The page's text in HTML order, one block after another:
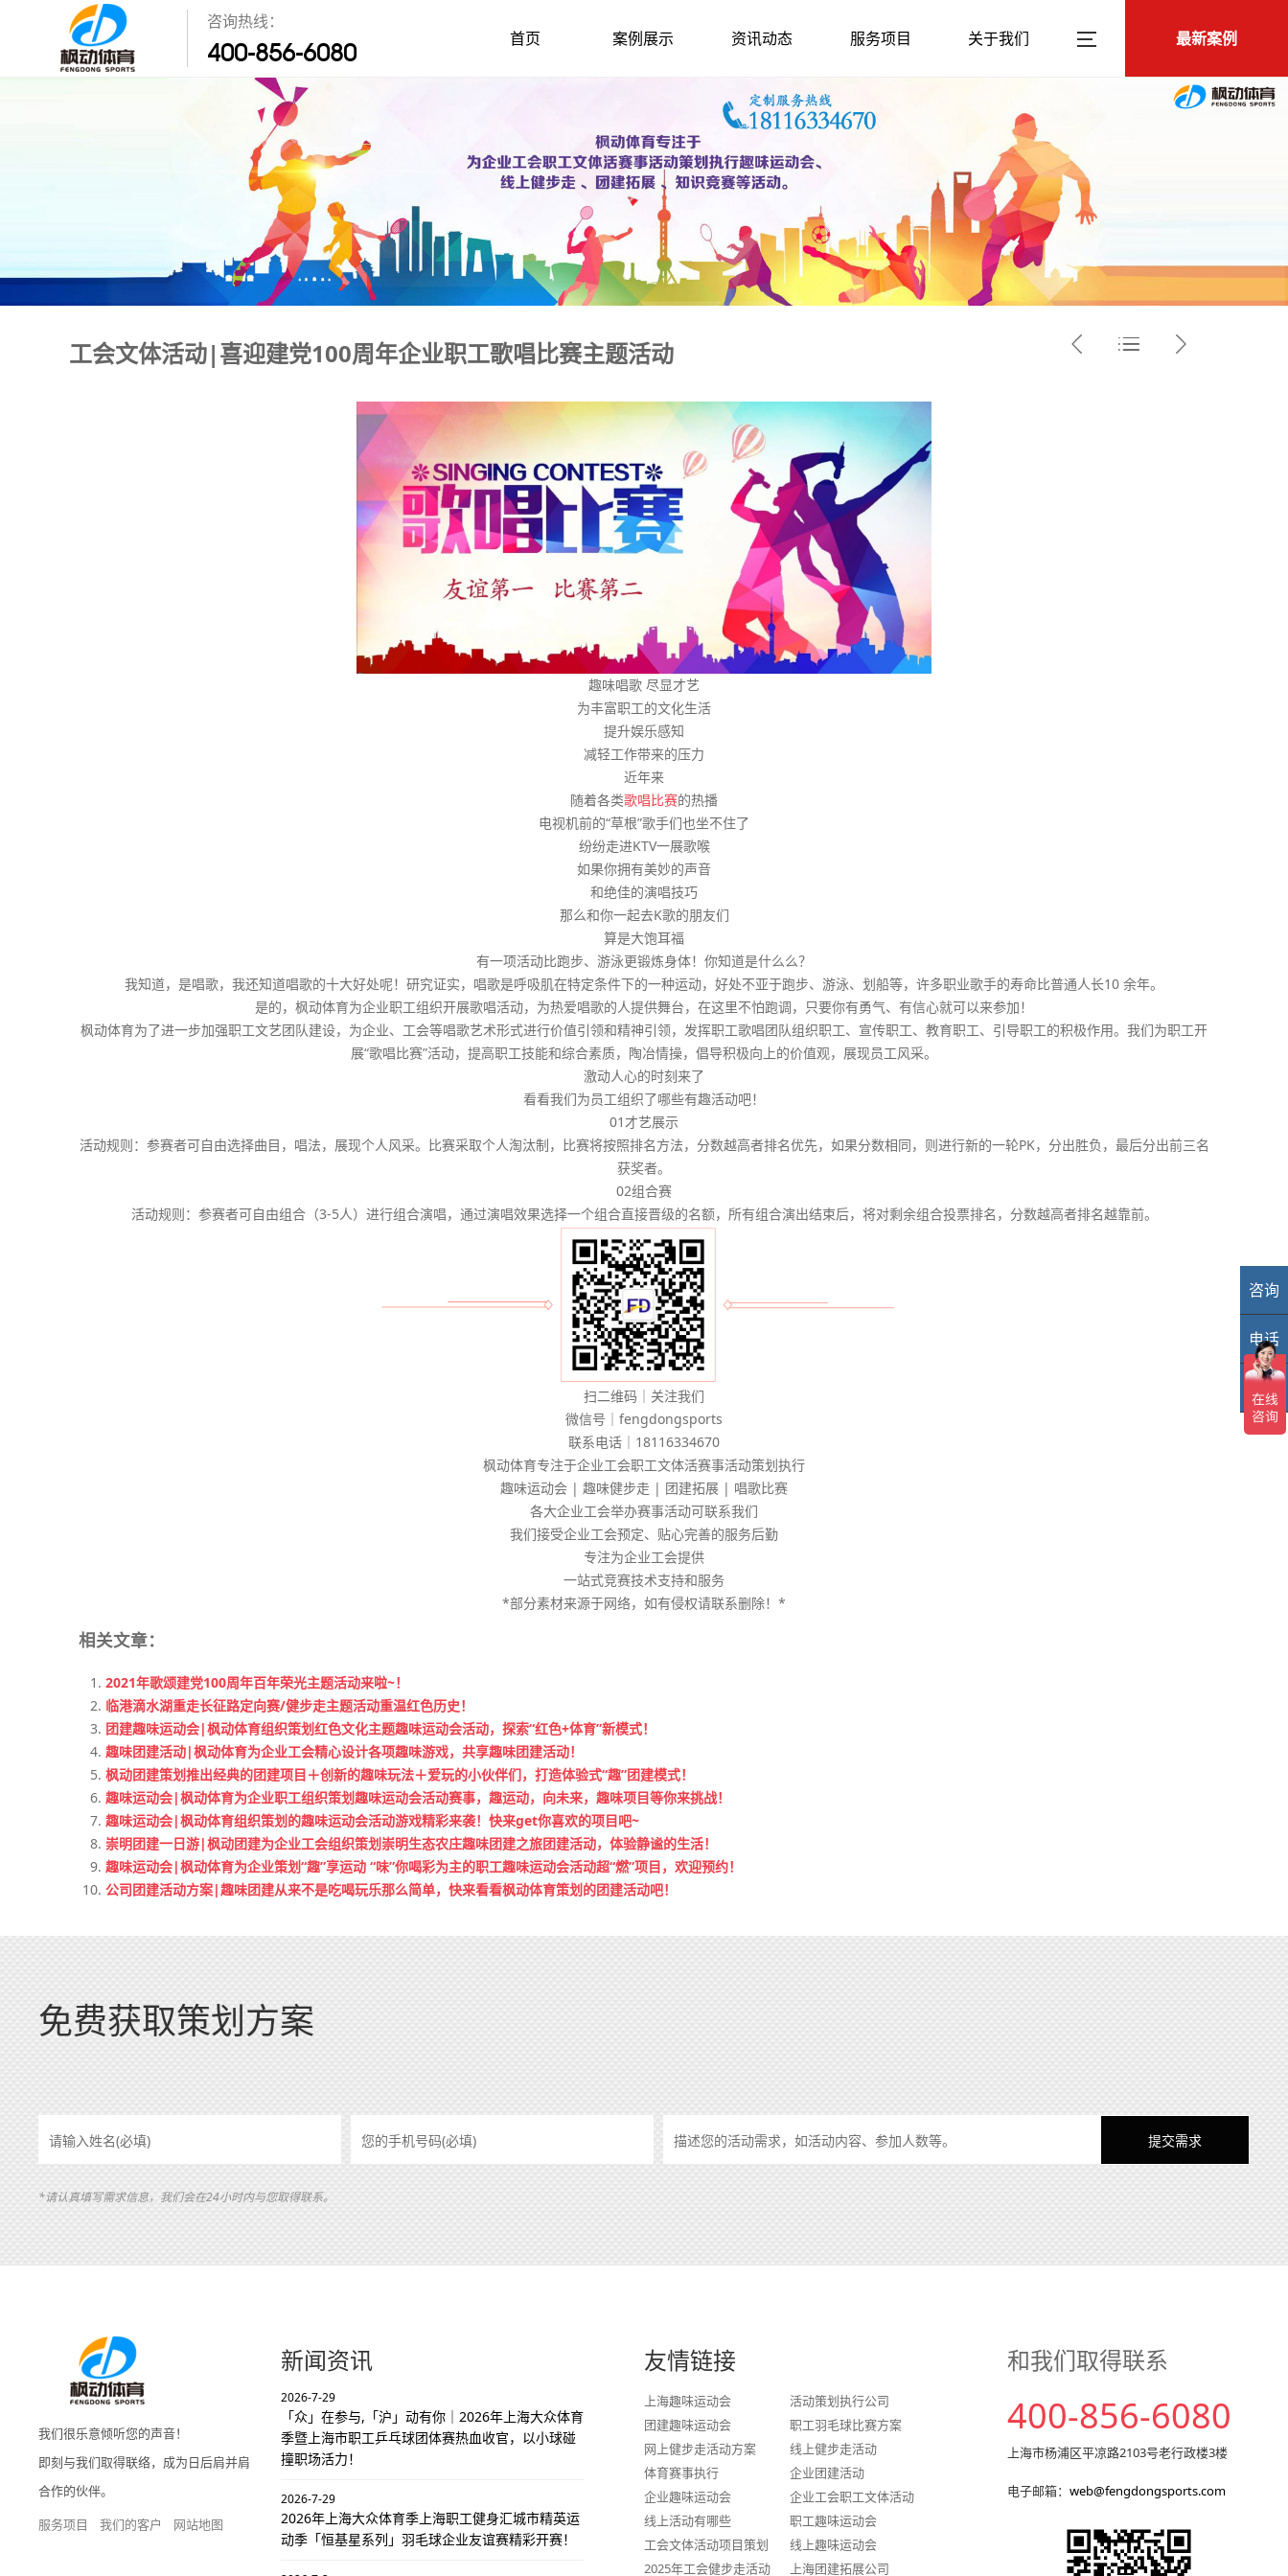
咨询热线：
400-856-6080 最新案例
首页 案例展示 资讯动态 服务项目 关于我们
工会文体活动|喜迎建党100周年企业职工歌唱比赛主题活动
2021-2-18
  
趣味唱歌 尽显才艺
为丰富职工的文化生活
提升娱乐感知
减轻工作带来的压力
近年来
随着各类歌唱比赛的热播
电视机前的“草根”歌手们也坐不住了
纷纷走进KTV一展歌喉
如果你拥有美妙的声音
和绝佳的演唱技巧
那么和你一起去K歌的朋友们
算是大饱耳福
有一项活动比跑步、游泳更锻炼身体！你知道是什么么？
我知道，是唱歌，我还知道唱歌的十大好处呢！研究证实，唱歌是呼吸肌在特定条件下的一种运动，好处不亚于跑步、游泳、划船等，许多职业歌手的寿命比普通人长10 余年。
是的，枫动体育为企业职工组织开展歌唱活动，为热爱唱歌的人提供舞台，在这里不怕跑调，只要你有勇气、有信心就可以来参加！
枫动体育为了进一步加强职工文艺团队建设，为企业、工会等唱歌艺术形式进行价值引领和精神引领，发挥职工歌唱团队组织职工、宣传职工、教育职工、引导职工的积极作用。我们为职工开
展“歌唱比赛”活动，提高职工技能和综合素质，陶冶情操，倡导积极向上的价值观，展现员工风采。
激动人心的时刻来了
看看我们为员工组织了哪些有趣活动吧！
01才艺展示
活动规则：参赛者可自由选择曲目，唱法，展现个人风采。比赛采取个人淘汰制，比赛将按照排名方法，分数越高者排名优先，如果分数相同，则进行新的一轮PK，分出胜负，最后分出前三名
获奖者。
02组合赛
活动规则：参赛者可自由组合（3-5人）进行组合演唱，通过演唱效果选择一个组合直接晋级的名额，所有组合演出结束后，将对剩余组合投票排名，分数越高者排名越靠前。
扫二维码｜关注我们
微信号｜fengdongsports
联系电话｜18116334670
枫动体育专注于企业工会职工文体活赛事活动策划执行
趣味运动会 | 趣味健步走 | 团建拓展 | 唱歌比赛
各大企业工会举办赛事活动可联系我们
我们接受企业工会预定、贴心完善的服务后勤
专注为企业工会提供
一站式竞赛技术支持和服务
*部分素材来源于网络，如有侵权请联系删除！*
相关文章：
2021年歌颂建党100周年百年荣光主题活动来啦~！
临港滴水湖重走长征路定向赛/健步走主题活动重温红色历史！
团建趣味运动会|枫动体育组织策划红色文化主题趣味运动会活动，探索“红色+体育”新模式！
趣味团建活动|枫动体育为企业工会精心设计各项趣味游戏，共享趣味团建活动！
枫动团建策划推出经典的团建项目＋创新的趣味玩法＋爱玩的小伙伴们，打造体验式“趣”团建模式！
趣味运动会|枫动体育为企业职工组织策划趣味运动会活动赛事，趣运动，向未来，趣味项目等你来挑战！
趣味运动会|枫动体育组织策划的趣味运动会活动游戏精彩来袭！快来get你喜欢的项目吧~
崇明团建一日游|枫动团建为企业工会组织策划崇明生态农庄趣味团建之旅团建活动，体验静谧的生活！
趣味运动会|枫动体育为企业策划“趣”享运动 “味”你喝彩为主的职工趣味运动会活动超“燃”项目，欢迎预约！
公司团建活动方案|趣味团建从来不是吃喝玩乐那么简单，快来看看枫动体育策划的团建活动吧！
免费获取策划方案
*请认真填写需求信息，我们会在24小时内与您取得联系。
我们很乐意倾听您的声音！
即刻与我们取得联络，成为日后肩并肩
合作的伙伴。
服务项目
我们的客户 网站地图
新闻资讯
2026-7-29
「众」在参与,「沪」动有你｜2026年上海大众体育
季暨上海市职工乒乓球团体赛热血收官，以小球碰
撞职场活力！
2026-7-29
2026年上海大众体育季上海职工健身汇城市精英运
动季「恒基星系列」羽毛球企业友谊赛精彩开赛！
友情链接
上海趣味运动会
活动策划执行公司
团建趣味运动会
职工羽毛球比赛方案
网上健步走活动方案
线上健步走活动
体育赛事执行
企业团建活动
企业趣味运动会
企业工会职工文体活动
线上活动有哪些
职工趣味运动会
工会文体活动项目策划
线上趣味运动会
2025年工会健步走活动
上海团建拓展公司
和我们取得联系
400-856-6080
上海市杨浦区平凉路2103号老行政楼3楼
电子邮箱：web@fengdongsports.com
业
咨询
电话
TOP